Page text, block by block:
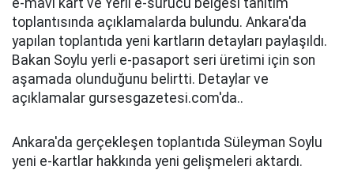
e-mavi kart ve Yerli e-sürücü belgesi tanıtım
toplantısında açıklamalarda bulundu. Ankara'da
yapılan toplantıda yeni kartların detayları paylaşıldı.
Bakan Soylu yerli e-pasaport seri üretimi için son
aşamada olunduğunu belirtti. Detaylar ve
açıklamalar gursesgazetesi.com'da..
Ankara'da gerçekleşen toplantıda Süleyman Soylu
yeni e-kartlar hakkında yeni gelişmeleri aktardı.